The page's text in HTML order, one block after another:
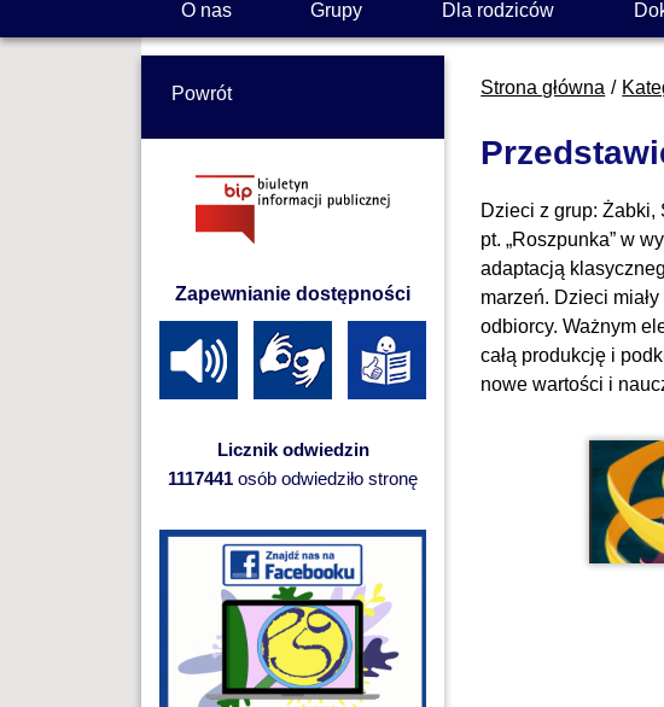
O nas Grupy Dla rodziców
Strona główna
Dzieci z grup: Żabki,
pt. „Roszpunka” w
adaptacją
marzeń. Dzieci
odbiorcy. Ważnym
całą produkcję i
nowe wartości i
Powrót
Zapewnianie dostępności
Licznik odwiedzin
1117441 osób odwiedziło stronę